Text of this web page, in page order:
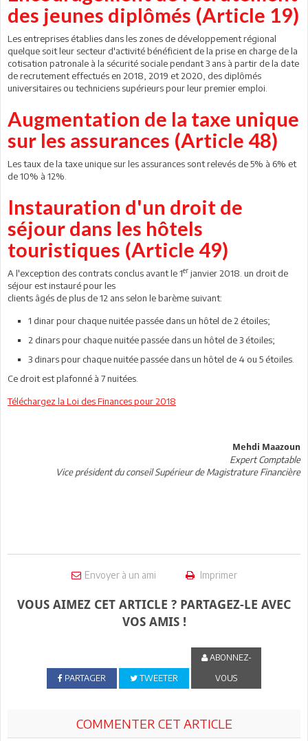
des jeunes diplômés (Article 19)
Les entreprises établies dans les zones de développement régional
quelque soit leur secteur d'activité bénéficient de la prise en charge de la
cotisation patronale à la sécurité sociale pendant 3 ans à partir de la date
de recrutement effectués en 2018, 2019 et 2020, des diplômés
universitaires ou techniciens supérieurs pour leur premier emploi.
Augmentation de la taxe unique
sur les assurances (Article 48)
Les taux de la taxe unique sur les assurances sont relevés de 5% à 6% et
de 10% à 12%.
Instauration d'un droit de
séjour dans les hôtels
touristiques (Article 49)
A l'exception des contrats conclus avant le 1er janvier 2018. un droit de
séjour est instauré pour les
clients âgés de plus de 12 ans selon le barème suivant:
1 dinar pour chaque nuitée passée dans un hôtel de 2 étoiles;
2 dinars pour chaque nuitée passée dans un hôtel de 3 étoiles;
3 dinars pour chaque nuitée passée dans un hôtel de 4 ou 5 étoiles.
Ce droit est plafonné à 7 nuitées.
Téléchargez la Loi des Finances pour 2018
Mehdi Maazoun
Expert Comptable
Vice président du conseil Supérieur de Magistrature Financière
Envoyer à un ami Imprimer
VOUS AIMEZ CET ARTICLE ? PARTAGEZ-LE AVEC
VOS AMIS !
PARTAGER TWEETER
ABONNEZ-
VOUS
COMMENTER CET ARTICLE